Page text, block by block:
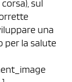
sul
una
per la salute